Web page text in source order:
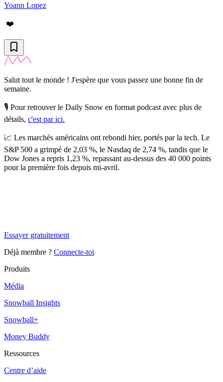
Yoann Lopez
❤️
Salut tout le monde ! J'espère que vous passez une bonne fin de
semaine.
🎙️ Pour retrouver le Daily Snow en format podcast avec plus de
détails, c'est par ici.
📈 Les marchés américains ont rebondi hier, portés par la tech. Le
S&P 500 a grimpé de 2,03 %, le Nasdaq de 2,74 %, tandis que le
Dow Jones a repris 1,23 %, repassant au-dessus des 40 000 points
pour la première fois depuis mi-avril.
Essayer gratuitement
Déjà membre ? Connecte-toi
Produits
Média
Snowball Insights
Snowball+
Money Buddy
Ressources
Centre d’aide